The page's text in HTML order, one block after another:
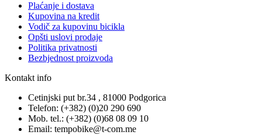
Plaćanje i dostava
Kupovina na kredit
Vodič za kupovinu bicikla
Opšti uslovi prodaje
Politika privatnosti
Bezbjednost proizvoda
Kontakt info
Cetinjski put br.34 , 81000 Podgorica
Telefon: (+382) (0)20 290 690
Mob. tel.: (+382) (0)68 08 09 10
Email: tempobike@t-com.me